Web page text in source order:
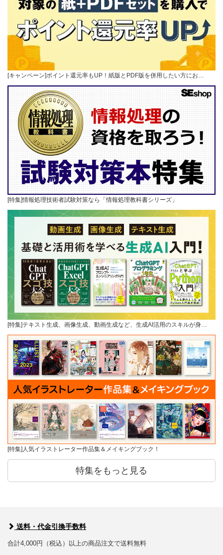
[キャンペーン]ポイント還元率もUP！紙版とPDF版を併用したい方にお…
[特集]情報処理技術者試験対策なら「情報処理教科書シリーズ」
[特集]テキスト生成、画像生成、動画生成など、生成AI活用のスキルが身…
[特集]人気イラストレーター作品集＆メイキングブック！
特集をもっと見る
送料・代金引換手数料
合計4,000円（税込）以上の商品注文で送料無料